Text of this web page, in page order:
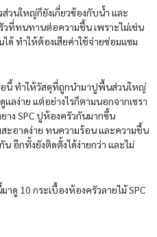
วนใหญ่ก็ยังเกี่ยวข้องกับน้ำ และ
ที่ทนทานต่อความชื้น เพราะไม่เช่น
ทำให้ต้องเสียค่าใช้จ่ายซ่อมแซม
นี้ ทำให้วัสดุที่ถูกนำมาปูพื้นส่วนใหญ่
ลง่าย แต่อย่างไรก็ตามนอกจากเซรา
าง SPC ปูห้องครัวกันมากขึ้น
ะอาดง่าย ทนความร้อน และความชื้น
อีกทั้งยังติดตั้งได้ง่ายกว่า และไม่
10 กระเบื้องห้องครัวลายไม้ SPC